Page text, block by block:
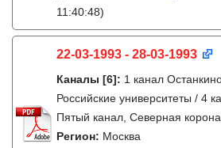
11:40:48)
22-03-1993 - 28-03-1993
Каналы [6]: 1 канал
Российские университеты / 4
Пятый канал, Северная
Регион: Москва